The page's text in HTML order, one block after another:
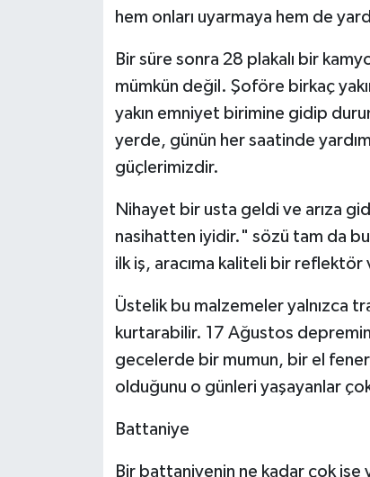
hem onları uyarmaya hem de
Bir süre sonra 28 plakalı bir
mümkün değil. Şoföre birkaç
yakın emniyet birimine gidip
yerde, günün her saatinde
güçlerimizdir.
Nihayet bir usta geldi ve arıza
nasihatten iyidir." sözü tam da
ilk iş, aracıma kaliteli bir
Üstelik bu malzemeler yalnızca
kurtarabilir. 17 Ağustos
gecelerde bir mumun, bir el
olduğunu o günleri yaşayanlar
Battaniye
Bir battaniyenin ne kadar çok işe